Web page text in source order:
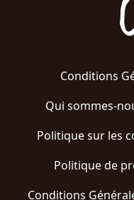
Conditions
Qui sommes-
Politique sur les
Politique de
Conditions